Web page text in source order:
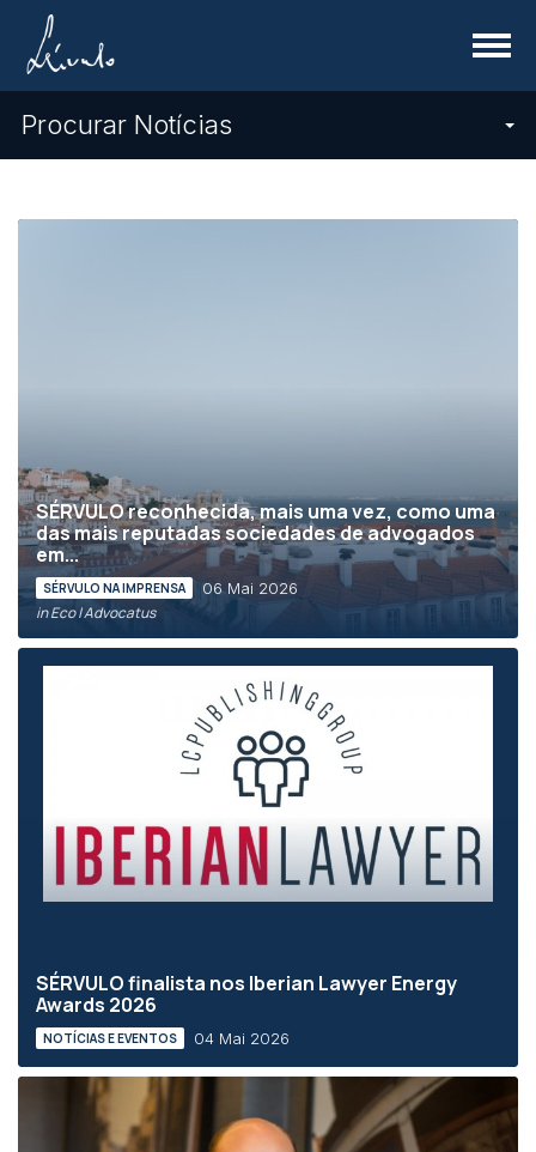
Menu
Procurar Notícias
SÉRVULO reconhecida, mais uma vez, como uma
das mais reputadas sociedades de advogados
em...
SÉRVULO NA IMPRENSA 06 Mai 2026
in Eco | Advocatus
SÉRVULO finalista nos Iberian Lawyer Energy
Awards 2026
NOTÍCIAS E EVENTOS 04 Mai 2026